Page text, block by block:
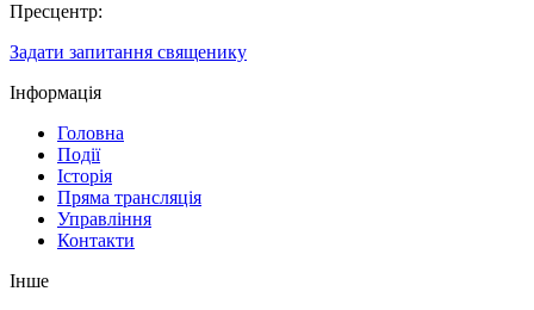
Пресцентр:
Задати запитання священику
Інформація
Головна
Події
Історія
Пряма трансляція
Управління
Контакти
Інше